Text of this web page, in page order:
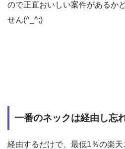
ので正直おいしい案件があるか
せん(^_^;)
一番のネックは経由し忘
経由するだけで、最低1％の楽